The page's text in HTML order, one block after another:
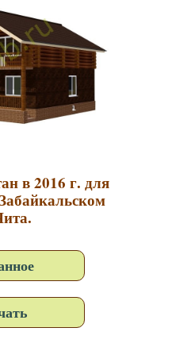
в 2016 г. для